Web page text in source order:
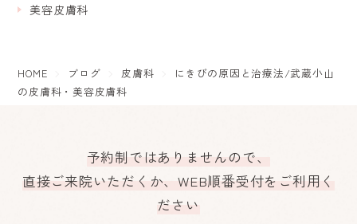
美容皮膚科
HOME ブログ 皮膚科
にきびの原因と治療法/武蔵小山
の皮膚科・美容皮膚科
予約制ではありませんので、
直接ご来院いただくか、WEB順番受付をご利用く
ださい